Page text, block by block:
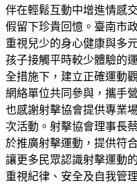
伴在輕鬆互動中增進情感
假留下珍貴回憶。臺南市
重視兒少的身心健康與多
孩子接觸平時較少體驗的
全措施下，建立正確運動
網絡單位共同參與，攜手
也感謝射擊協會提供專業
次活動。射擊協會理事長
於推廣射擊運動，提供符
讓更多民眾認識射擊運動
重視紀律、安全及自我管